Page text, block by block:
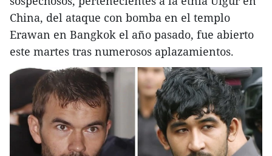
China, del ataque con bomba en el templo
Erawan en Bangkok el año pasado, fue abierto
este martes tras numerosos aplazamientos.